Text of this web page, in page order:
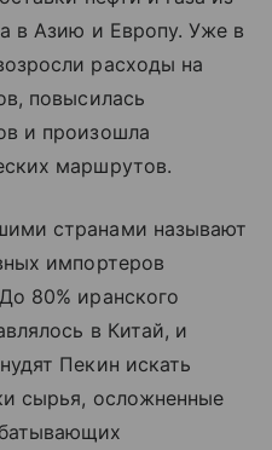
в Азию и Европу. Уже в
расходы на
повысилась
и произошла
маршрутов.
странами называют
импортеров
80% иранского
в Китай, и
Пекин искать
сырья, осложненные